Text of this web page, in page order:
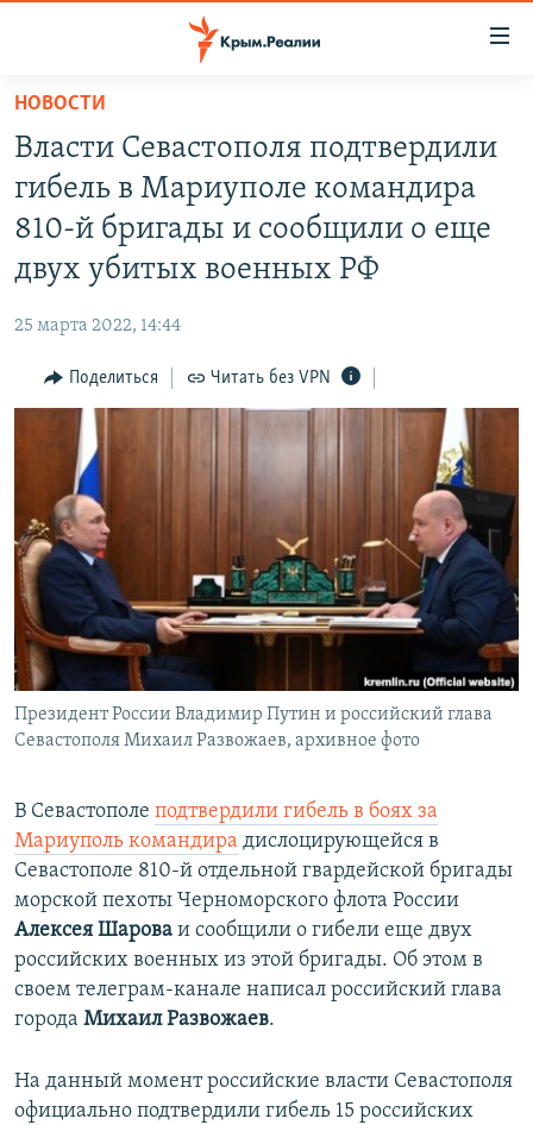
Вернуться
основному
содержанию
Вернутся
главной
Вернутся
поиску
СПЕЦПРОЕКТЫ
ГРУЗ 200
КАРТА ВОЕННЫХ ОБЪЕКТОВ КРЫМА
ВОДА
ИСТОРИЯ
ИНТЕРАКТИВ
ИНФОГРАФИКА
ТЕЛЕПРОЕКТ КРЫМ.РЕАЛИИ
СОВЕТЫ ПРАВОЗАЩИТНИКОВ
ПРОПАВШИЕ БЕЗ ВЕСТИ
ПОБЕДИТЕЛЕЙ НЕ СУДЯТ?
КРЫМ.НЕПОКОРЕННЫЙ
ELIFBE
УКРАИНСКАЯ ПРОБЛЕМА КРЫМА
РАДІО СВОБОДА
КАК ОБОЙТИ БЛОКИРОВКУ
Українською
Qırımtatar
ПРИСОЕДИНЯЙТЕСЬ!
Все сайты RFE/RL
НОВОСТИ
Власти Севастополя подтвердили
гибель в Мариуполе командира
810-й бригады и сообщили о еще
двух убитых военных РФ
25 марта 2022, 14:44
Поделиться Читать без VPN
Президент России Владимир Путин и российский глава
Севастополя Михаил Развожаев, архивное фото
В Севастополе подтвердили гибель в боях за
Мариуполь командира дислоцирующейся в
Севастополе 810-й отдельной гвардейской бригады
морской пехоты Черноморского флота России
Алексея Шарова и сообщили о гибели еще двух
российских военных из этой бригады. Об этом в
своем телеграм-канале написал российский глава
города Михаил Развожаев.
На данный момент российские власти Севастополя
официально подтвердили гибель 15 российских